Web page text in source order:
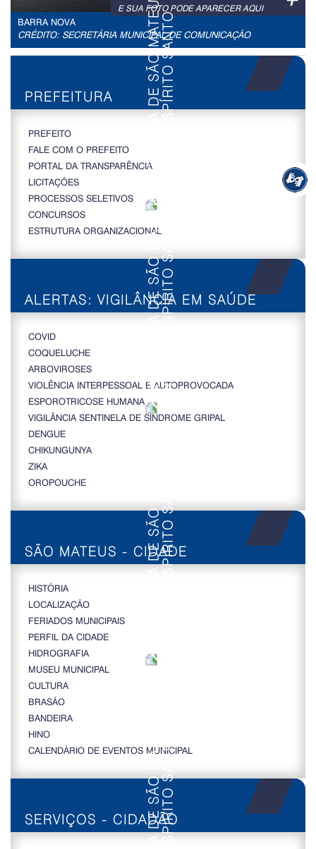
E SUA FOTO PODE APARECER AQUI
BARRA NOVA
CRÉDITO: SECRETÁRIA MUNICIPAL DE COMUNICAÇÃO
PREFEITURA
PREFEITO
FALE COM O PREFEITO
PORTAL DA TRANSPARÊNCIA
LICITAÇÕES
PROCESSOS SELETIVOS
CONCURSOS
ESTRUTURA ORGANIZACIONAL
ALERTAS: VIGILÂNCIA EM SAÚDE
COVID
COQUELUCHE
ARBOVIROSES
VIOLÊNCIA INTERPESSOAL E AUTOPROVOCADA
ESPOROTRICOSE HUMANA
VIGILÂNCIA SENTINELA DE SÍNDROME GRIPAL
DENGUE
CHIKUNGUNYA
ZIKA
OROPOUCHE
SÃO MATEUS - CIDADE
HISTÓRIA
LOCALIZAÇÃO
FERIADOS MUNICIPAIS
PERFIL DA CIDADE
HIDROGRAFIA
MUSEU MUNICIPAL
CULTURA
BRASÃO
BANDEIRA
HINO
CALENDÁRIO DE EVENTOS MUNICIPAL
SERVIÇOS - CIDADÃO